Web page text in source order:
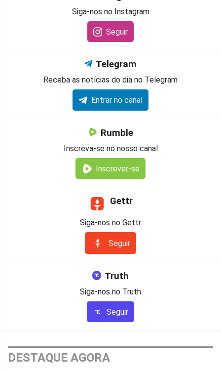
Siga-nos no Instagram
Seguir
Telegram
Receba as notícias do dia no Telegram
Entrar no canal
Rumble
Inscreva-se no nosso canal
Inscrever-se
Gettr
Siga-nos no Gettr
Seguir
Truth
Siga-nos no Truth
Seguir
DESTAQUE AGORA